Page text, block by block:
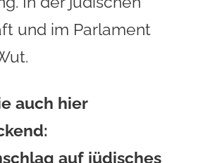
und im Parlament
auch hier
auf jüdisches